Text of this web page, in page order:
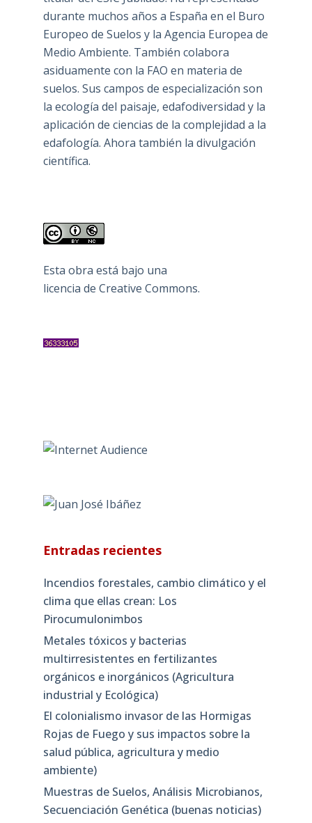
durante muchos años a España en el Buro
Europeo de Suelos y la Agencia Europea de
Medio Ambiente. También colabora
asiduamente con la FAO en materia de
suelos. Sus campos de especialización son
la ecología del paisaje, edafodiversidad y la
aplicación de ciencias de la complejidad a la
edafología. Ahora también la divulgación
científica.
Esta obra está bajo una
licencia de Creative Commons.
Entradas recientes
Incendios forestales, cambio climático y el
clima que ellas crean: Los
Pirocumulonimbos
Metales tóxicos y bacterias
multirresistentes en fertilizantes
orgánicos e inorgánicos (Agricultura
industrial y Ecológica)
El colonialismo invasor de las Hormigas
Rojas de Fuego y sus impactos sobre la
salud pública, agricultura y medio
ambiente)
Muestras de Suelos, Análisis Microbianos,
Secuenciación Genética (buenas noticias)